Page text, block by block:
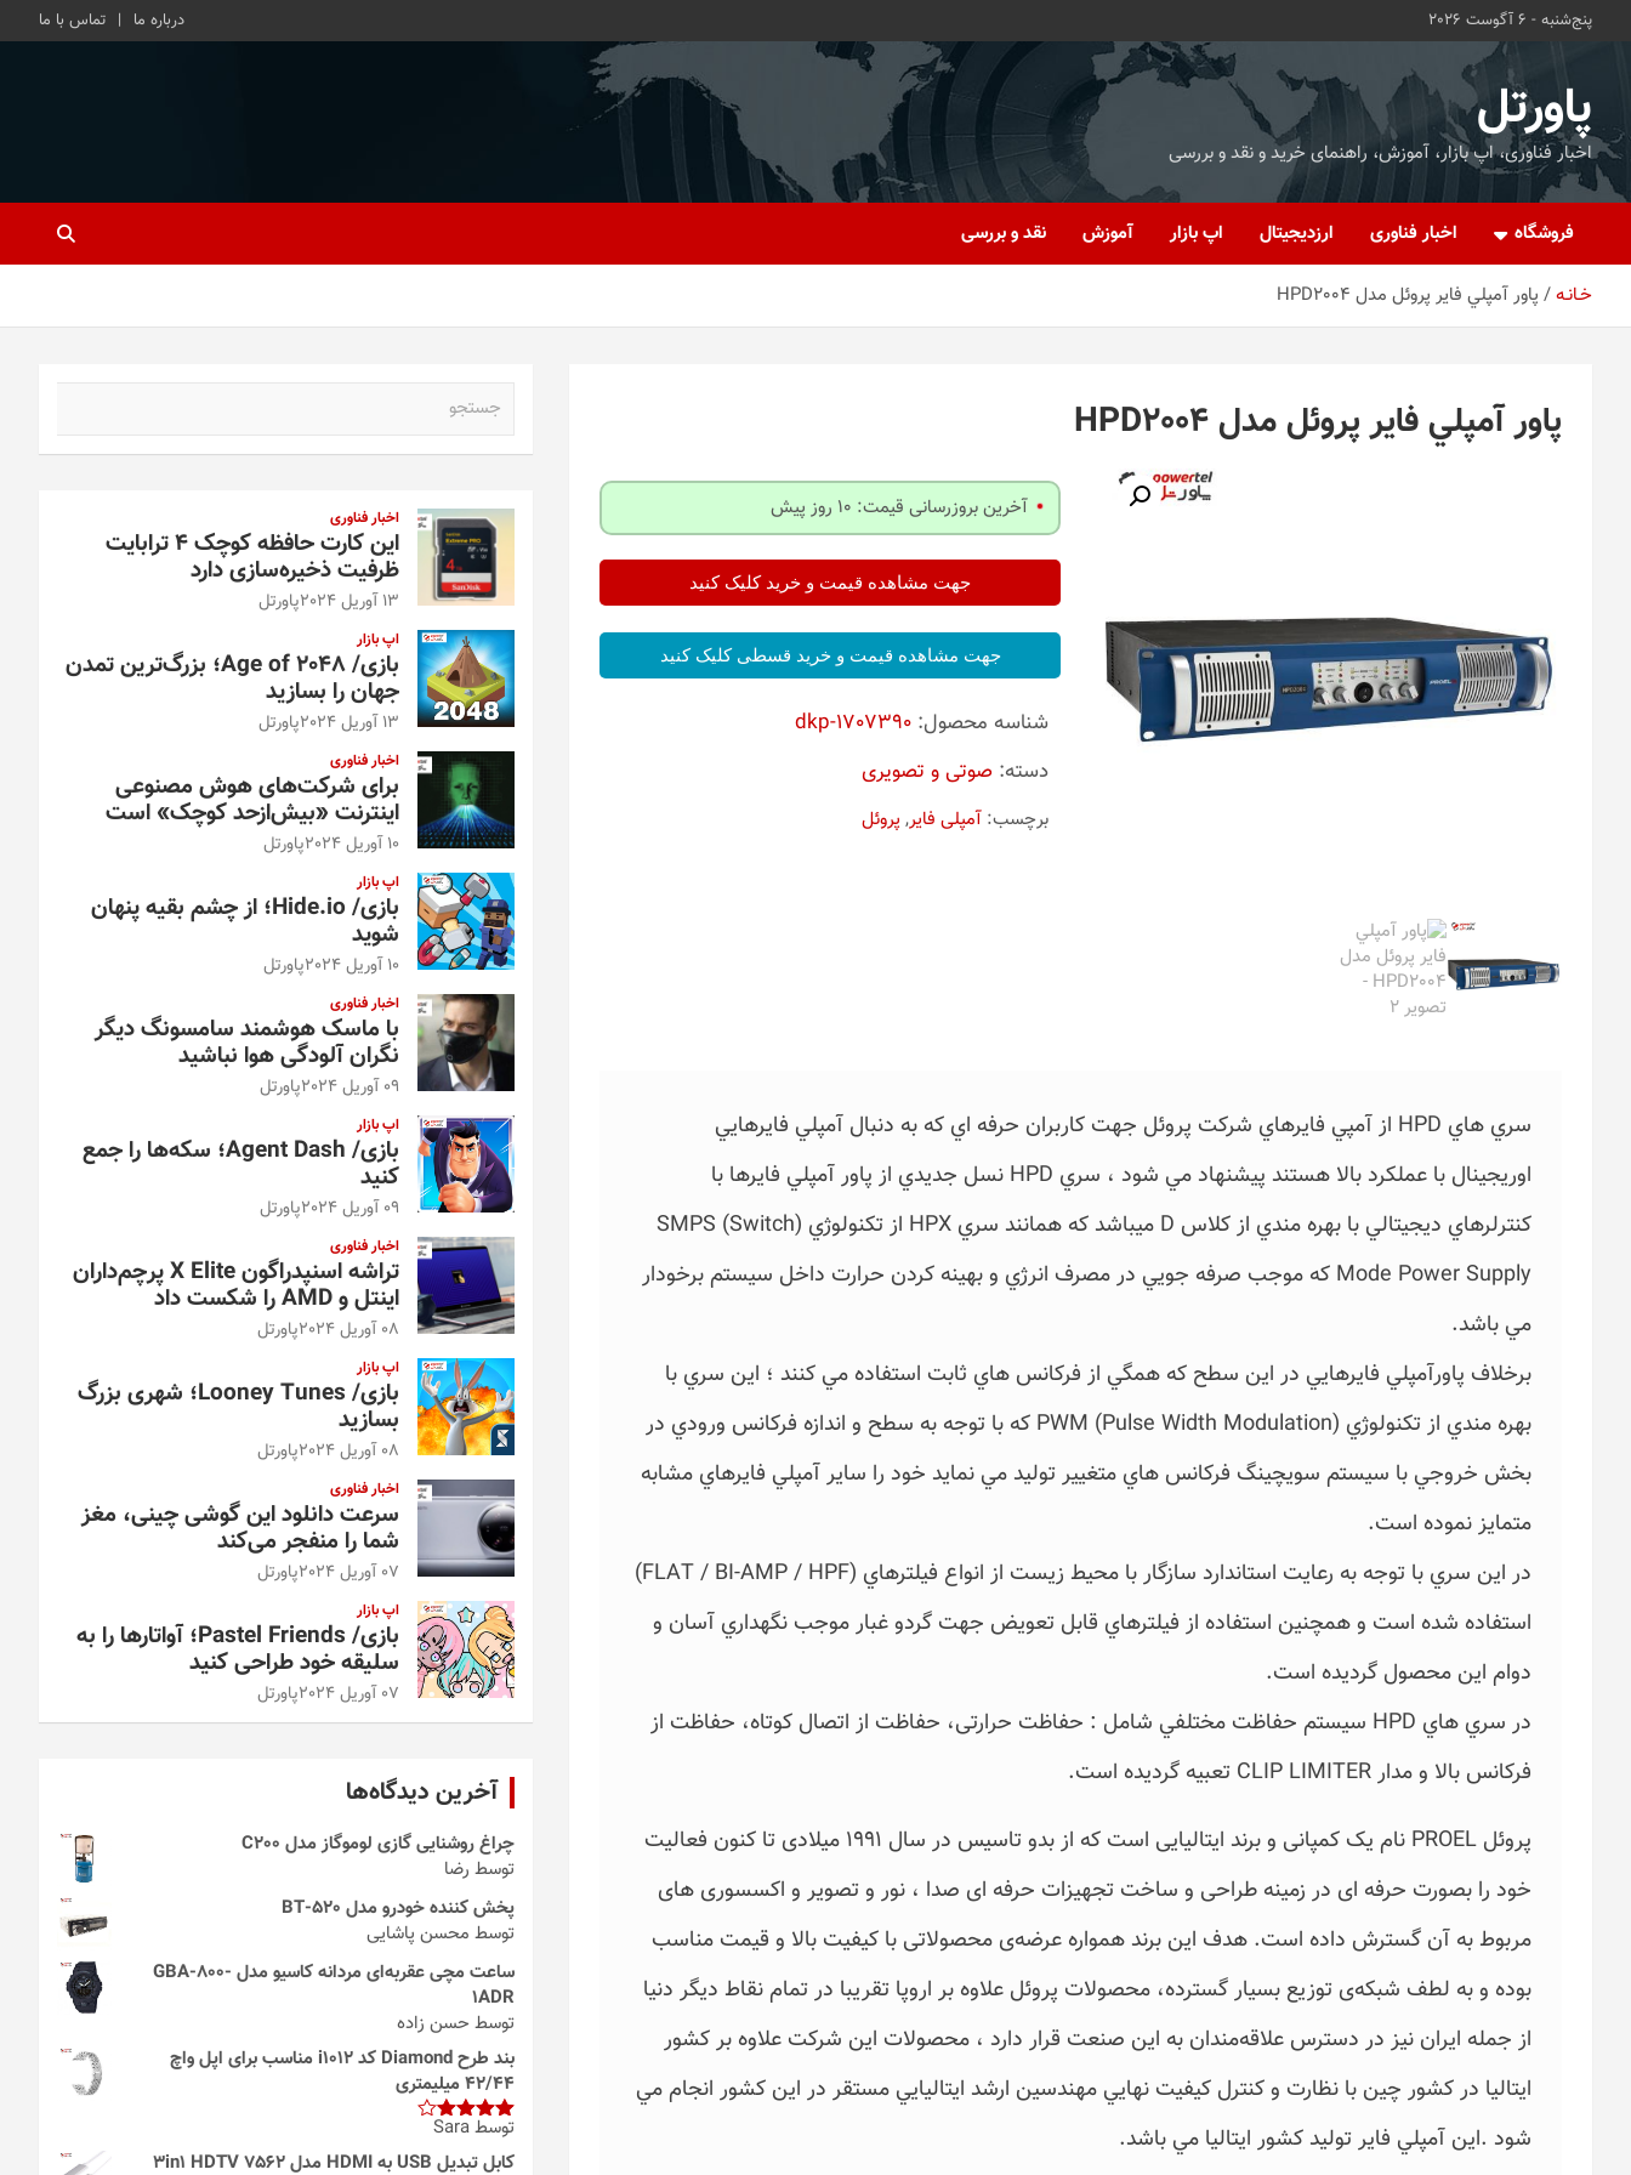
پنج‌شنبه - 6 آگوست 2026 درباره ما تماس با ما
پاورتل
اخبار فناوری، اپ بازار، آموزش، راهنمای خرید و نقد و بررسی
فروشگاه اخبار فناوری ارزدیجیتال اپ بازار آموزش نقد و بررسی
خـانـه پاور آمپلي فاير پروئل مدل HPD2004
پاور آمپلي فاير پروئل مدل HPD2004
آخرین بروزرسانی قیمت: 10 روز پیش
جهت مشاهده قیمت و خرید کلیک کنید
جهت مشاهده قیمت و خرید قسطی کلیک کنید
شناسه محصول: dkp-1707390
دسته: صوتی و تصویری
برچسب: آمپلی فایر, پروئل
سري هاي HPD از آمپي فايرهاي شركت پروئل جهت كاربران حرفه اي كه به دنبال آمپلي فايرهايي
اوريجينال با عملكرد بالا هستند پيشنهاد مي شود ، سري HPD نسل جديدي از پاور آمپلي فايرها با
كنترلرهاي ديجيتالي با بهره مندي از كلاس D ميباشد كه همانند سري HPX از تكنولوژي (SMPS (Switch
Mode Power Supply كه موجب صرفه جويي در مصرف انرژي و بهينه كردن حرارت داخل سيستم برخودار
مي باشد.
برخلاف پاورآمپلي فايرهايي در اين سطح كه همگي از فركانس هاي ثابت استفاده مي كنند ؛ اين سري با
بهره مندي از تكنولوژي (PWM (Pulse Width Modulation كه با توجه به سطح و اندازه فركانس ورودي در
بخش خروجي با سيستم سويچينگ فركانس هاي متغيير توليد مي نمايد خود را ساير آمپلي فايرهاي مشابه
متمايز نموده است.
در اين سري با توجه به رعايت استاندارد سازگار با محيط زيست از انواع فيلترهاي (FLAT / BI-AMP / HPF)
استفاده شده است و همچنين استفاده از فيلترهاي قابل تعويض جهت گردو غبار موجب نگهداري آسان و
دوام اين محصول گرديده است.
در سري هاي HPD سیستم حفاظت مختلفي شامل : حفاظت حرارتی، حفاظت از اتصال کوتاه، حفاظت از
فرکانس بالا و مدار CLIP LIMITER تعبيه گرديده است.
پروئل PROEL نام یک کمپانی و برند ایتالیایی است که از بدو تاسیس در سال 1991 میلادی تا کنون فعالیت
خود را بصورت حرفه ای در زمینه طراحی و ساخت تجهیزات حرفه ای صدا ، نور و تصویر و اکسسوری های
مربوط به آن گسترش داده است. هدف این برند همواره عرضه‌ی محصولاتی با کیفیت بالا و قیمت مناسب
بوده و به لطف شبکه‌ی توزیع بسیار گسترده، محصولات پروئل علاوه بر اروپا تقریبا در تمام نقاط دیگر دنیا
از جمله ایران نیز در دسترس علاقه‌مندان به این صنعت قرار دارد ، محصولات اين شركت علاوه بر كشور
ايتاليا در كشور چين با نظارت و كنترل كيفيت نهايي مهندسين ارشد ايتاليايي مستقر در اين كشور انجام مي
شود .اين آمپلي فاير توليد كشور ايتاليا مي باشد.
اخبار فناوری
این کارت حافظه کوچک ۴ ترابایت
ظرفیت ذخیره‌سازی دارد
13 آوریل 2024 پاورتل
اپ بازار
بازی/ Age of 2048؛ بزرگ‌ترین تمدن
جهان را بسازید
13 آوریل 2024 پاورتل
اخبار فناوری
برای شرکت‌های هوش مصنوعی
اینترنت «بیش‌از‌حد کوچک» است
10 آوریل 2024 پاورتل
اپ بازار
بازی/ Hide.io؛ از چشم بقیه پنهان
شوید
10 آوریل 2024 پاورتل
اخبار فناوری
با ماسک هوشمند سامسونگ دیگر
نگران آلودگی هوا نباشید
09 آوریل 2024 پاورتل
اپ بازار
بازی/ Agent Dash؛ سکه‌ها را جمع
کنید
09 آوریل 2024 پاورتل
اخبار فناوری
تراشه اسنپدراگون X Elite پرچم‌داران
اینتل و AMD را شکست داد
08 آوریل 2024 پاورتل
اپ بازار
بازی/ Looney Tunes؛ شهری بزرگ
بسازید
08 آوریل 2024 پاورتل
اخبار فناوری
سرعت دانلود این گوشی چینی، مغز
شما را منفجر می‌کند
07 آوریل 2024 پاورتل
اپ بازار
بازی/ Pastel Friends؛ آواتارها را به
سلیقه خود طراحی کنید
07 آوریل 2024 پاورتل
آخرین دیدگاه‌ها
چراغ روشنایی گازی لوموگاز مدل C200
توسط رضا
پخش کننده خودرو مدل 520-BT
توسط محسن پاشایی
ساعت مچی عقربه‌ای مردانه کاسیو مدل GBA-800-
1ADR
توسط حسن زاده
بند طرح Diamond کد i1012 مناسب برای اپل واچ
42/44 میلیمتری
امتیاز4
از 5
توسط Sara
کابل تبدیل USB به HDMI مدل 3in1 HDTV 7562